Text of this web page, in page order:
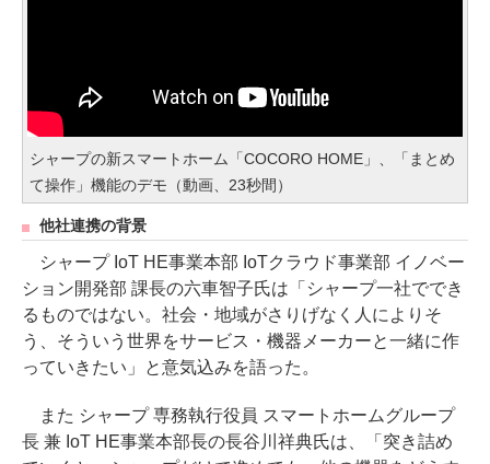
シャープの新スマートホーム「COCORO HOME」、「まとめ
て操作」機能のデモ（動画、23秒間）
他社連携の背景
シャープ IoT HE事業本部 IoTクラウド事業部 イノベー
ション開発部 課長の六車智子氏は「シャープ一社ででき
るものではない。社会・地域がさりげなく人によりそ
う、そういう世界をサービス・機器メーカーと一緒に作
っていきたい」と意気込みを語った。
また シャープ 専務執行役員 スマートホームグループ
長 兼 IoT HE事業本部長の長谷川祥典氏は、「突き詰め